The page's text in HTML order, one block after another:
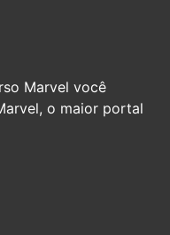
Marvel você
o maior portal